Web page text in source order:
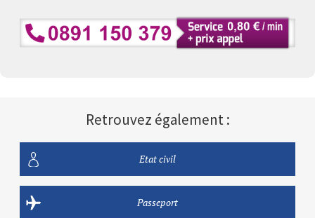
Retrouvez également :
Etat civil
Passeport